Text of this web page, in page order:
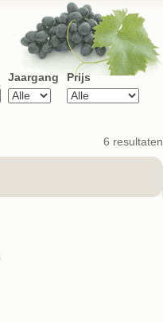
Jaargang Prijs
6 resultaten